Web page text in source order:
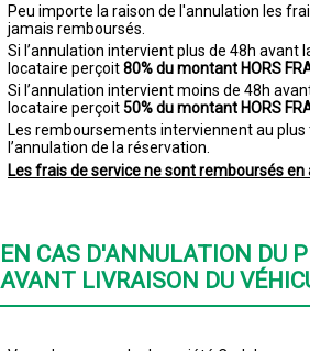
Peu importe la raison de l'annulation les
jamais remboursés.
Si l’annulation intervient plus de 48h avant
locataire perçoit80% du montant HORS
Si l’annulation intervient moins de 48h
locataire perçoit50% du montant HORS
Les remboursements interviennent au plus
l’annulation de la réservation.
Les frais de service ne sont remboursés en
EN CAS D'ANNULATION DU
AVANT LIVRAISON DU